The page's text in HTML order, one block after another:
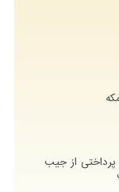
از جیب